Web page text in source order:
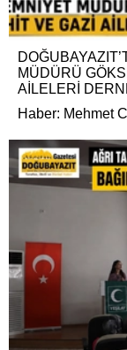
MÜDÜRÜ
AİLELERİ
Haber: Mehmet